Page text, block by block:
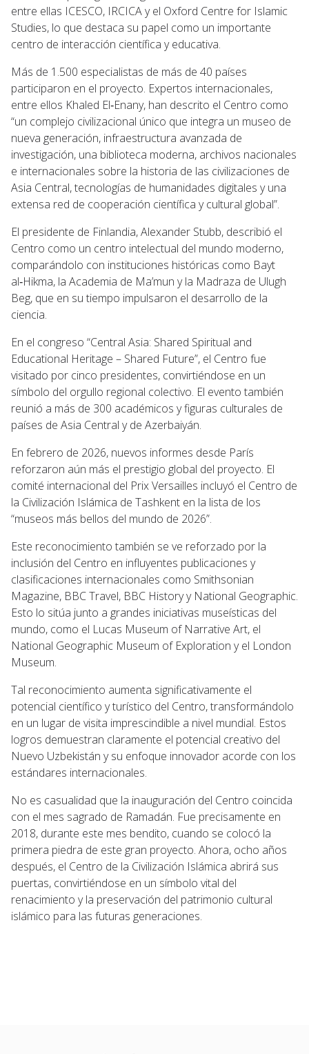
entre ellas ICESCO, IRCICA y el Oxford Centre for Islamic
Studies, lo que destaca su papel como un importante
centro de interacción científica y educativa.
Más de 1.500 especialistas de más de 40 países
participaron en el proyecto. Expertos internacionales,
entre ellos Khaled El‑Enany, han descrito el Centro como
“un complejo civilizacional único que integra un museo de
nueva generación, infraestructura avanzada de
investigación, una biblioteca moderna, archivos nacionales
e internacionales sobre la historia de las civilizaciones de
Asia Central, tecnologías de humanidades digitales y una
extensa red de cooperación científica y cultural global”.
El presidente de Finlandia, Alexander Stubb, describió el
Centro como un centro intelectual del mundo moderno,
comparándolo con instituciones históricas como Bayt
al‑Hikma, la Academia de Ma’mun y la Madraza de Ulugh
Beg, que en su tiempo impulsaron el desarrollo de la
ciencia.
En el congreso “Central Asia: Shared Spiritual and
Educational Heritage – Shared Future”, el Centro fue
visitado por cinco presidentes, convirtiéndose en un
símbolo del orgullo regional colectivo. El evento también
reunió a más de 300 académicos y figuras culturales de
países de Asia Central y de Azerbaiyán.
En febrero de 2026, nuevos informes desde París
reforzaron aún más el prestigio global del proyecto. El
comité internacional del Prix Versailles incluyó el Centro de
la Civilización Islámica de Tashkent en la lista de los
“museos más bellos del mundo de 2026”.
Este reconocimiento también se ve reforzado por la
inclusión del Centro en influyentes publicaciones y
clasificaciones internacionales como Smithsonian
Magazine, BBC Travel, BBC History y National Geographic.
Esto lo sitúa junto a grandes iniciativas museísticas del
mundo, como el Lucas Museum of Narrative Art, el
National Geographic Museum of Exploration y el London
Museum.
Tal reconocimiento aumenta significativamente el
potencial científico y turístico del Centro, transformándolo
en un lugar de visita imprescindible a nivel mundial. Estos
logros demuestran claramente el potencial creativo del
Nuevo Uzbekistán y su enfoque innovador acorde con los
estándares internacionales.
No es casualidad que la inauguración del Centro coincida
con el mes sagrado de Ramadán. Fue precisamente en
2018, durante este mes bendito, cuando se colocó la
primera piedra de este gran proyecto. Ahora, ocho años
después, el Centro de la Civilización Islámica abrirá sus
puertas, convirtiéndose en un símbolo vital del
renacimiento y la preservación del patrimonio cultural
islámico para las futuras generaciones.